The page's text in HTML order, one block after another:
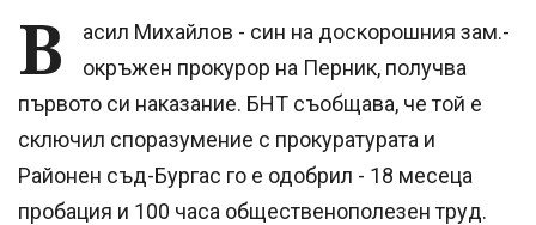
В
асил Михайлов - син на доскорошния зам.-
окръжен прокурор на Перник, получва
първото си наказание. БНТ съобщава, че той е
сключил споразумение с прокуратурата и
Районен съд-Бургас го е одобрил - 18 месеца
пробация и 100 часа общественополезен труд.